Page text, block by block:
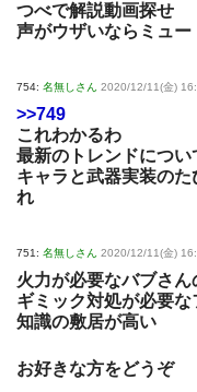
つべで解説動画探せ
声がウザいならミュ
754: 名無しさん 2020/12/11(金)
>>749
これわかるわ
最新のトレンドについ
キャラと武器実装の
れ
751: 名無しさん 2020/12/11(金)
火力が必要なバブさ
ギミック対処が必要
知識の敷居が高い
お好きな方をどうぞ